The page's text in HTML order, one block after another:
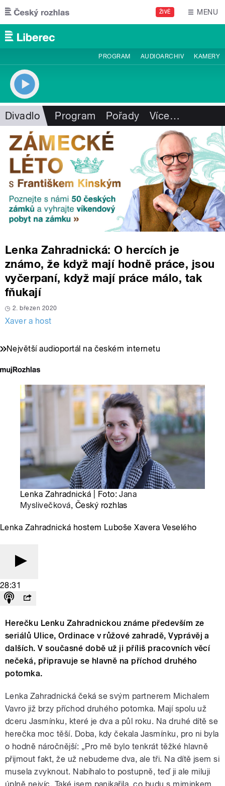
Přejít k hlavnímu obsahu
ŽIVĚ MENU
PROGRAM AUDIOARCHIV KAMERY
Divadlo Program Pořady Více…
Lenka Zahradnická: O hercích je
známo, že když mají hodně práce, jsou
vyčerpaní, když mají práce málo, tak
fňukají
2. březen 2020
Xaver a host
Největší audioportál na českém internetu
Lenka Zahradnická | Foto:Jana
Myslivečková, Český rozhlas
Lenka Zahradnická hostem Luboše Xavera Veselého
28:31
Herečku Lenku Zahradnickou známe především ze
seriálů Ulice, Ordinace v růžové zahradě, Vyprávěj a
dalších. V současné době už ji příliš pracovních věcí
nečeká, připravuje se hlavně na příchod druhého
potomka.
Lenka Zahradnická čeká se svým partnerem Michalem
Vavro již brzy příchod druhého potomka. Mají spolu už
dceru Jasmínku, které je dva a půl roku. Na druhé dítě se
herečka moc těší. Doba, kdy čekala Jasmínku, pro ni byla
o hodně náročnější: „Pro mě bylo tenkrát těžké hlavně
přijmout fakt, že už nebudeme dva, ale tři. Na dítě jsem si
musela zvyknout. Nabíhalo to postupně, teď ji ale miluji